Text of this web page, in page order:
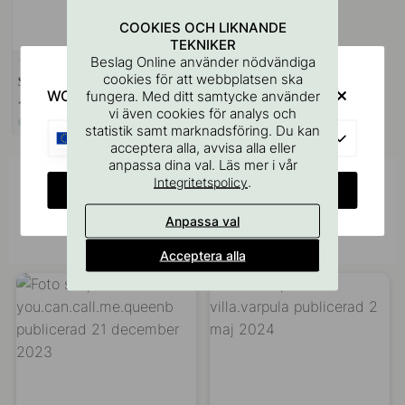
VÄGGFÄSTE
Skruvstift M4x50mm 1st
11 kr
Inspireras av andra
Tagga dina bilder med #beslagonline &
@beslagonline för att synas här!
COOKIES OCH LIKNANDE
TEKNIKER
Beslag Online använder nödvändiga
cookies för att webbplatsen ska
fungera. Med ditt samtycke använder
vi även cookies för analys och
statistik samt marknadsföring. Du kan
acceptera alla, avvisa alla eller
anpassa dina val. Läs mer i vår
Integritetspolicy.
Anpassa val
Acceptera alla
WOULD YOU RATHER VISIT?
EU
CHANGE COUNTRY